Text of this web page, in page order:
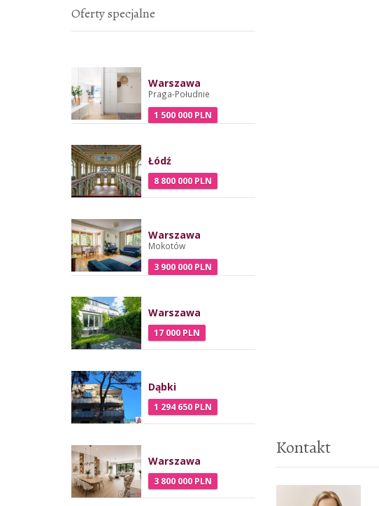
Oferty specjalne
Warszawa
Praga-Południe
1 500 000 PLN
Łódź
8 800 000 PLN
Warszawa
Mokotów
3 900 000 PLN
Warszawa
17 000 PLN
Dąbki
1 294 650 PLN
Warszawa
3 800 000 PLN
Kontakt